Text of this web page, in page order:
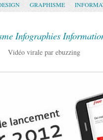
GRAPHISME
Infographies
Vidéo virale par ebuzzing